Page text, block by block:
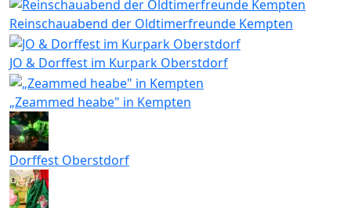
Reinschauabend der Oldtimerfreunde Kempten
JO & Dorffest im Kurpark Oberstdorf
„Zeammed heabe" in Kempten
Dorffest Oberstdorf